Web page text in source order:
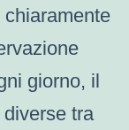
giorno, il
tra